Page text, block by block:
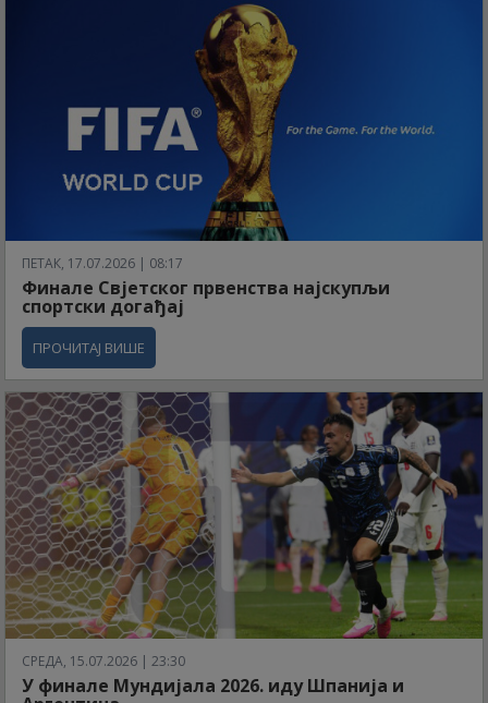
ПЕТАК, 17.07.2026 | 08:17
Финале Свјетског првенства најскупљи
спортски догађај
ПРОЧИТАЈ ВИШЕ
СРЕДА, 15.07.2026 | 23:30
У финале Мундијала 2026. иду Шпанија и